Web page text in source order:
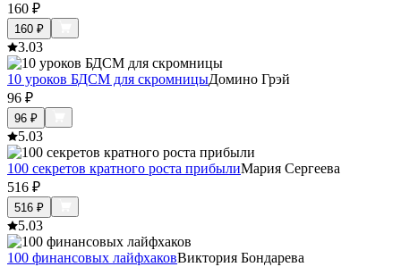
160 ₽
160 ₽
3.03
10 уроков БДСМ для скромницыДомино Грэй
96 ₽
96 ₽
5.03
100 секретов кратного роста прибылиМария Сергеева
516 ₽
516 ₽
5.03
100 финансовых лайфхаковВиктория Бондарева